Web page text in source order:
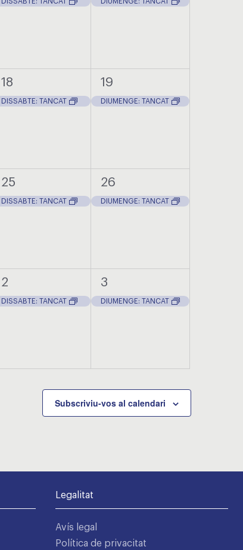
1
esdeveniment,
18
DISSABTE: TANCAT
1
esdeveniment,
19
DIUMENGE: TANCAT
1
esdeveniment,
25
DISSABTE: TANCAT
1
esdeveniment,
26
DIUMENGE: TANCAT
1
esdeveniment,
2
DISSABTE: TANCAT
1
esdeveniment,
3
DIUMENGE: TANCAT
Subscriviu-vos al calendari
Legalitat
Avís legal
Política de privacitat